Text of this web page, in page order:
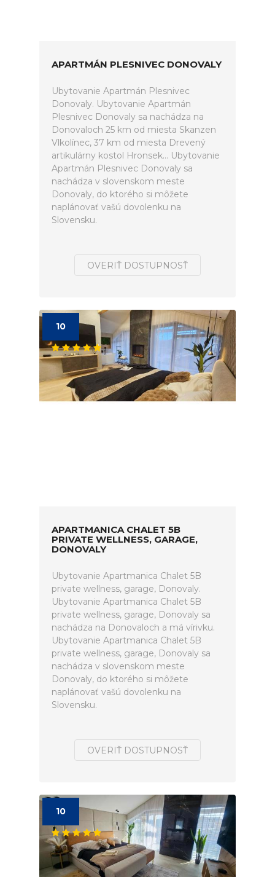
APARTMÁN PLESNIVEC DONOVALY
Ubytovanie Apartmán Plesnivec
Donovaly. Ubytovanie Apartmán
Plesnivec Donovaly sa nachádza na
Donovaloch 25 km od miesta Skanzen
Vlkolínec, 37 km od miesta Drevený
artikulárny kostol Hronsek... Ubytovanie
Apartmán Plesnivec Donovaly sa
nachádza v slovenskom meste
Donovaly, do ktorého si môžete
naplánovať vašú dovolenku na
Slovensku.
OVERIŤ DOSTUPNOSŤ
10
APARTMANICA CHALET 5B
PRIVATE WELLNESS, GARAGE,
DONOVALY
Ubytovanie Apartmanica Chalet 5B
private wellness, garage, Donovaly.
Ubytovanie Apartmanica Chalet 5B
private wellness, garage, Donovaly sa
nachádza na Donovaloch a má vírivku.
Ubytovanie Apartmanica Chalet 5B
private wellness, garage, Donovaly sa
nachádza v slovenskom meste
Donovaly, do ktorého si môžete
naplánovať vašú dovolenku na
Slovensku.
OVERIŤ DOSTUPNOSŤ
10